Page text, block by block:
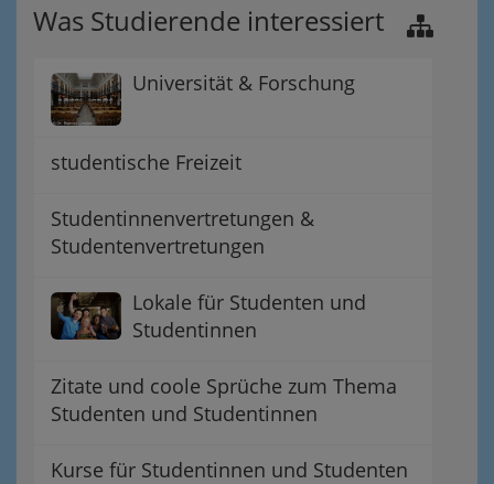
Was Studierende interessiert
Universität & Forschung
studentische Freizeit
Studentinnenvertretungen &
Studentenvertretungen
Lokale für Studenten und
Studentinnen
Zitate und coole Sprüche zum Thema
Studenten und Studentinnen
Kurse für Studentinnen und Studenten